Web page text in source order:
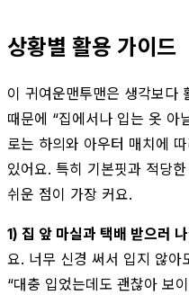
상황별 활용 가이드
이 귀여운맨투맨은 생각보다
때문에 “집에서나 입는 옷 아
로는 하의와 아우터 매치에
있어요. 특히 기본핏과 적당
쉬운 점이 가장 커요.
1) 집 앞 마실과 택배 받으러
요. 너무 신경 써서 입지 않아
“대충 입었는데도 괜찮아 보